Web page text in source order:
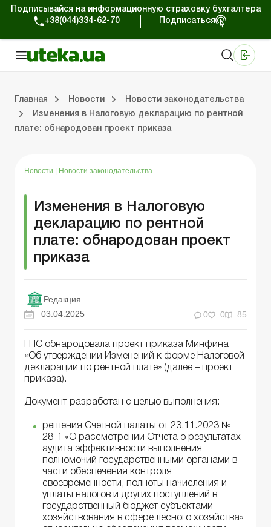
Подписывайся на информационную страховку бухгалтера
+38(044)334-62-70
Подписаться
Главная Новости
Новости законодательства
Изменения в Налоговую декларацию по рентной
плате: обнародован проект приказа
Новости Новости законодательства
Изменения в Налоговую
декларацию по рентной
плате: обнародован проект
приказа
Редакция
03.04.2025
0 0 85
ГНС обнародовала проект приказа Минфина
«Об утверждении Изменений к форме Налоговой
декларации по рентной плате» (далее – проект
приказа).
Документ разработан с целью выполнения:
решения Счетной палаты от 23.11.2023 №
28-1 «О рассмотрении Отчета о результатах
аудита эффективности выполнения
полномочий государственными органами в
части обеспечения контроля
своевременности, полноты начисления и
уплаты налогов и других поступлений в
государственный бюджет субъектами
хозяйствования в сфере лесного хозяйства»